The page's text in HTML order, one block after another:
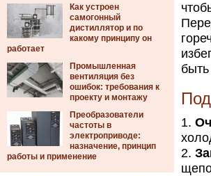
Как устроен
самогонный
дистиллятор и по
какому принципу он
работает
Промышленная
вентиляция без
ошибок: требования к
проекту и монтажу
Преобразователи
частоты в
электроприводе:
назначение, принцип
работы и применение